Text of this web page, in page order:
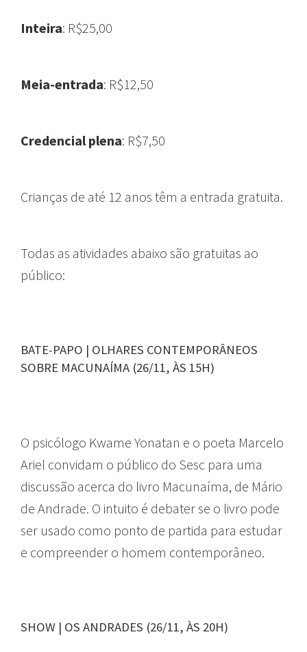
Inteira: R$25,00
Meia-entrada: R$12,50
Credencial plena: R$7,50
Crianças de até 12 anos têm a entrada gratuita.
Todas as atividades abaixo são gratuitas ao
público:
BATE-PAPO | OLHARES CONTEMPORÂNEOS
SOBRE MACUNAÍMA (26/11, ÀS 15H)
O psicólogo Kwame Yonatan e o poeta Marcelo
Ariel convidam o público do Sesc para uma
discussão acerca do livro Macunaíma, de Mário
de Andrade. O intuito é debater se o livro pode
ser usado como ponto de partida para estudar
e compreender o homem contemporâneo.
SHOW | OS ANDRADES (26/11, ÀS 20H)